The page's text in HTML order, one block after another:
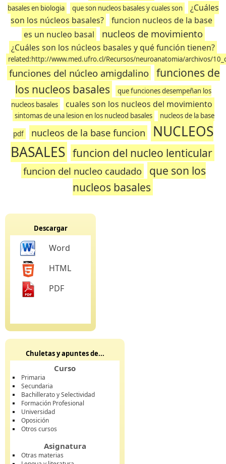
basales en biologia
que son nucleos basales y cuales son
¿Cuáles
son los núcleos basales?
funcion nucleos de la base
es un nucleo basal
nucleos de movimiento
¿Cuáles son los núcleos basales y qué función tienen?
related:http://www.med.ufro.cl/Recursos/neuroanatomia/archivos/
funciones del núcleo amigdalino funciones de
los nucleos basales
que funciones desempeñan los
nucleos basales
cuales son los nucleos del movimiento
sintomas de una lesion en los nucleod basales
nucleos de la base
pdf
nucleos de la base funcion
NUCLEOS
BASALES funcion del nucleo lenticular
funcion del nucleo caudado
que son los
nucleos basales
Descargar
Word
HTML
PDF
Chuletas y apuntes de...
Curso
Primaria
Secundaria
Bachillerato y Selectividad
Formación Profesional
Universidad
Oposición
Otros cursos
Asignatura
Otras materias